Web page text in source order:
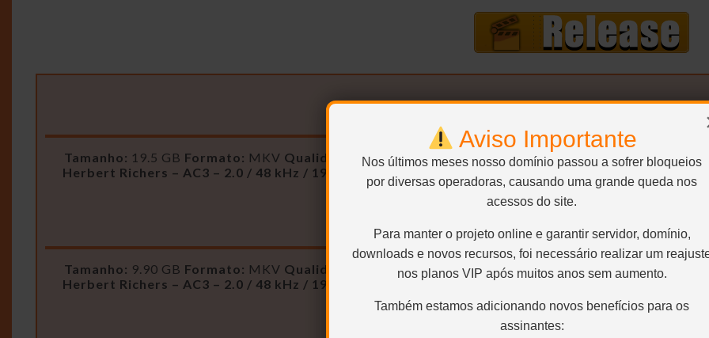
Aviso Importante
Nos últimos meses nosso domínio passou a sofrer bloqueios
por diversas operadoras, causando uma grande queda nos
acessos do site.
Para manter o projeto online e garantir servidor, domínio,
downloads e novos recursos, foi necessário realizar um
nos planos VIP após muitos anos sem aumento.
Também estamos adicionando novos benefícios para os
assinantes:
Bluray 1080p – Remux
Tamanho: 19.5 GB Formato: MKV Qualidade: 1920×1080 – H.264 / AVC / 16:9 / 23.000 Kbps / 24.000
Herbert Richers – AC3 – 2.0 / 48 kHz / 192 kbps
Audio 2: Inglês – DTS – 5.1 / 48 kHz / 3.674 kbps
English – PGSLegenda 4:Spanish – PGS
Bluray 1080p – Médio
Tamanho: 9.90 GB Formato: MKV Qualidade: 1920×1080 – H.264 / AVC / 16:9 / 10.000 Kbps / 24.000
Herbert Richers – AC3 – 2.0 / 48 kHz / 192 kbps
Audio 2: Inglês – DTS – 5.1 / 48 kHz / 3.674 kbps
English – PGS
Legenda 4: Spanish – PGS